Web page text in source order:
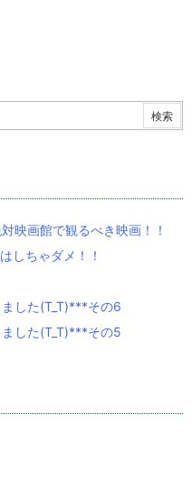
映画館で観るべき映画！！
しちゃダメ！！
した(T_T)***その6
した(T_T)***その5